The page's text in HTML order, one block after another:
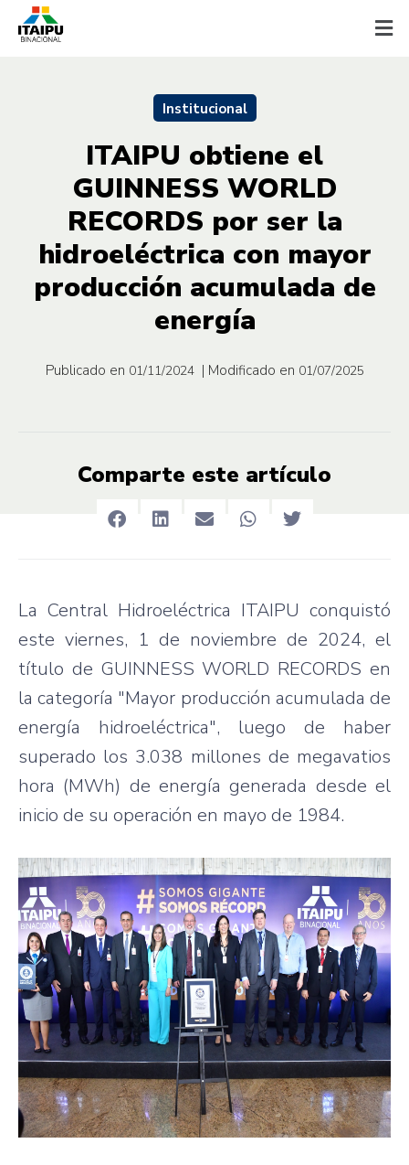
Institucional
ITAIPU obtiene el
GUINNESS WORLD
RECORDS por ser la
hidroeléctrica con mayor
producción acumulada de
energía
Publicado en 01/11/2024 | Modificado en 01/07/2025
Comparte este artículo
La Central Hidroeléctrica ITAIPU conquistó
este viernes, 1 de noviembre de 2024, el
título de GUINNESS WORLD RECORDS en
la categoría "Mayor producción acumulada de
energía hidroeléctrica", luego de haber
superado los 3.038 millones de megavatios
hora (MWh) de energía generada desde el
inicio de su operación en mayo de 1984.